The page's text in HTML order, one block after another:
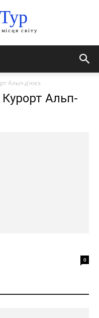
світу
Альп-д’юез
Курорт Альп-
0